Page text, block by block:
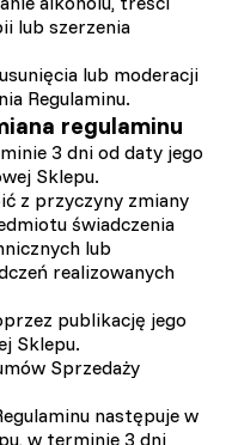
lub szerzenia
lub moderacji
Regulaminu.
regulaminu
3 dni od daty jego
Sklepu.
z przyczyny zmiany
świadczenia
lub
realizowanych
publikację jego
Sklepu.
Sprzedaży
następuje w
w terminie 3 dni